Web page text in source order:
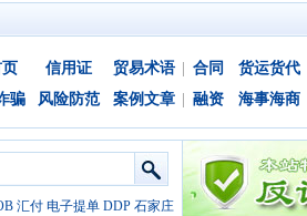
信用证 贸易术语 合同 货运货代
骗
风险防范 案例文章 融资 海事海商
汇付 电子提单 DDP 石家庄